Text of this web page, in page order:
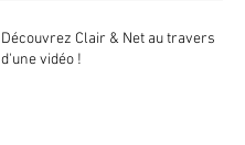
Découvrez Clair & Net au travers
d'une vidéo !